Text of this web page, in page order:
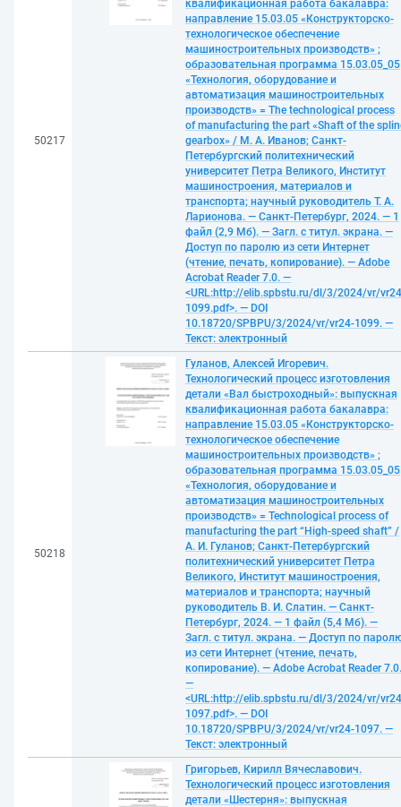
50217
квалификационная работа бакалавра:
направление 15.03.05 «Конструкторско-
технологическое обеспечение
машиностроительных производств» ;
образовательная программа 15.03.05_05
«Технология, оборудование и
автоматизация машиностроительных
производств» = The technological process
of manufacturing the part «Shaft of the
gearbox» / М. А. Иванов; Санкт-
Петербургский политехнический
университет Петра Великого, Институт
машиностроения, материалов и
транспорта; научный руководитель Т. А.
Ларионова. — Санкт-Петербург, 2024. — 1
файл (2,9 Мб). — Загл. с титул. экрана. —
Доступ по паролю из сети Интернет
(чтение, печать, копирование). — Adobe
Acrobat Reader 7.0. —
<URL:http://elib.spbstu.ru/dl/3/2024/vr/
1099.pdf>. — DOI
10.18720/SPBPU/3/2024/vr/vr24-1099. —
Текст: электронный
50218
Гуланов, Алексей Игоревич.
Технологический процесс изготовления
детали «Вал быстроходный»: выпускная
квалификационная работа бакалавра:
направление 15.03.05 «Конструкторско-
технологическое обеспечение
машиностроительных производств» ;
образовательная программа 15.03.05_05
«Технология, оборудование и
автоматизация машиностроительных
производств» = Technological process of
manufacturing the part “High-speed shaft” /
А. И. Гуланов; Санкт-Петербургский
политехнический университет Петра
Великого, Институт машиностроения,
материалов и транспорта; научный
руководитель В. И. Слатин. — Санкт-
Петербург, 2024. — 1 файл (5,4 Мб). —
Загл. с титул. экрана. — Доступ по
из сети Интернет (чтение, печать,
копирование). — Adobe Acrobat Reader 7.0.
—
<URL:http://elib.spbstu.ru/dl/3/2024/vr/
1097.pdf>. — DOI
10.18720/SPBPU/3/2024/vr/vr24-1097. —
Текст: электронный
Григорьев, Кирилл Вячеславович.
Технологический процесс изготовления
детали «Шестерня»: выпускная